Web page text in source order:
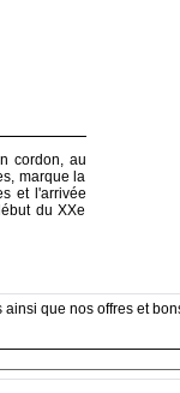
cordon, au
marque la
et l'arrivée
du XXe
que nos offres et